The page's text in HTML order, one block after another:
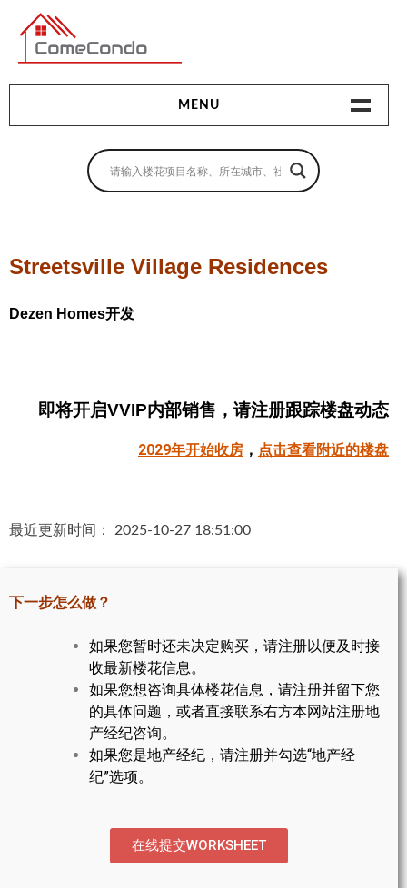
多伦多最新最全的楼花搜索引擎
MENU
地产相关
卖房指南
贷款指南
楼花大全
楼花地图
楼花转让专区
多伦多市中心楼花项目
怡陶碧谷社区介绍
怡陶碧谷楼花项目
北约克楼花项目
世嘉堡楼花项目
密西沙加社区介绍
Streetsville Village Residences
Dezen Homes开发
即将开启VVIP内部销售，请注册跟踪楼盘动态
2029年开始收房 ， 点击查看附近的楼盘
最近更新时间： 2025-10-27 18:51:00
下一步怎么做？
如果您暂时还未决定购买，请注册以便及时接
收最新楼花信息。
如果您想咨询具体楼花信息，请注册并留下您
的具体问题，或者直接联系右方本网站注册地
产经纪咨询。
如果您是地产经纪，请注册并勾选“地产经
纪”选项。
在线提交WORKSHEET